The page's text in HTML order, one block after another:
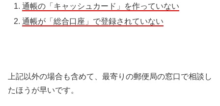
通帳の「キャッシュカード」を作っていない
通帳が「総合口座」で登録されていない
上記以外の場合も含めて、最寄りの郵便局の窓口で相談し
たほうが早いです。